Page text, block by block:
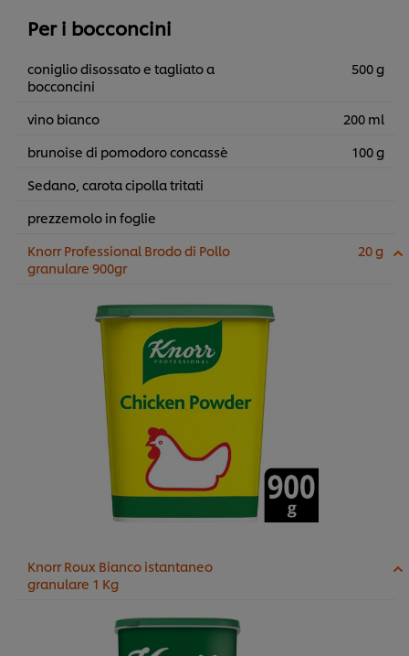
Per i bocconcini
coniglio disossato e tagliato a
bocconcini
500 g
vino bianco
200 ml
brunoise di pomodoro concassè
100 g
Sedano, carota cipolla tritati
prezzemolo in foglie
Knorr Professional Brodo di Pollo
granulare 900gr
20 g
Knorr Roux Bianco istantaneo
granulare 1 Kg